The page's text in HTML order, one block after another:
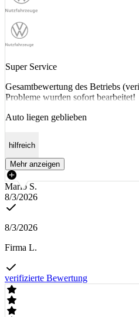
Super Service
Gesamtbewertung des Betriebs
Probleme wurden sofort bearbeitet!
Auto liegen geblieben
hilfreich
Mehr anzeigen
Mario S.
8/3/2026
8/3/2026
Firma L.
verifizierte Bewertung